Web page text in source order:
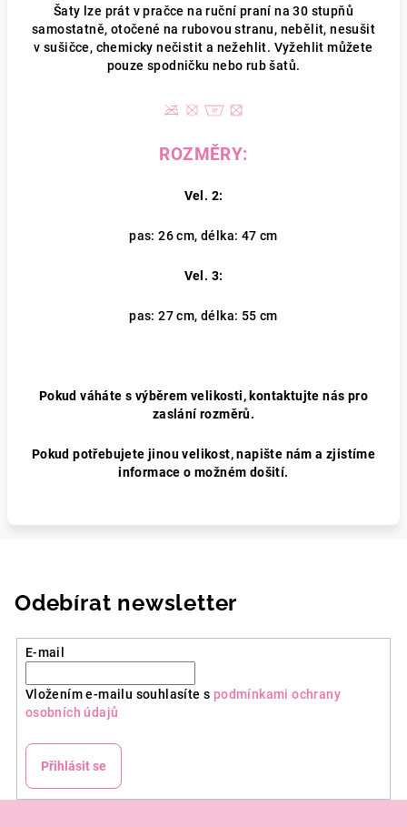
Šaty lze prát v pračce na ruční praní na 30 stupňů
samostatně, otočené na rubovou stranu, nebělit, nesušit
v sušičce, chemicky nečistit a nežehlit. Vyžehlit můžete
pouze spodničku nebo rub šatů.
ROZMĚRY:
Vel. 2:
pas: 26 cm, délka: 47 cm
Vel. 3:
pas: 27 cm, délka: 55 cm
Pokud váháte s výběrem velikosti, kontaktujte nás pro
zaslání rozměrů.
Pokud potřebujete jinou velikost, napište nám a zjistíme
informace o možném došití.
Odebírat newsletter
E-mail
Vložením e-mailu souhlasíte s podmínkami ochrany
osobních údajů
Přihlásit se